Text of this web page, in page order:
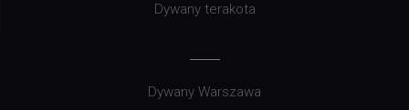
Dywany terakota
Dywany Warszawa